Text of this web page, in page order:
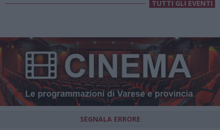
TUTTI GLI EVENTI
SEGNALA ERRORE